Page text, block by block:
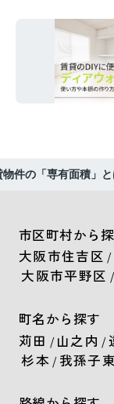
物件の「専有面積」
市区町村から
大阪市住吉区 /
大阪市平野区 /
町名から探す
苅田 / 山之内 /
杉本 / 我孫子東